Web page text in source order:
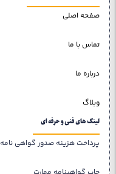
صفحه اصلی
تماس با ما
درباره ما
وبلاگ
لینک های فنی و حرفه ای
پرداخت هزینه صدور گواهی نامه